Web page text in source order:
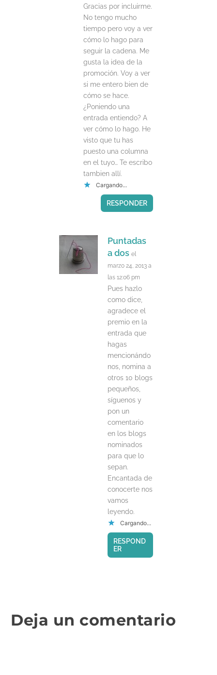
Gracias por incluirme.
No tengo mucho
tiempo pero voy a ver
cómo lo hago para
seguir la cadena. Me
gusta la idea de la
promoción. Voy a ver
si me entero bien de
cómo se hace.
¿Poniendo una
entrada entiendo? A
ver cómo lo hago. He
visto que tu has
puesto una columna
en el tuyo… Te escribo
tambien allí.
Cargando...
RESPONDER
Puntadas
a dos el
marzo 24, 2013 a
las 12:06 pm
Pues hazlo
como dice,
agradece el
premio en la
entrada que
hagas
mencionándo
nos, nomina a
otros 10 blogs
pequeños,
síguenos y
pon un
comentario
en los blogs
nominados
para que lo
sepan.
Encantada de
conocerte nos
vamos
leyendo.
Cargando...
RESPOND
ER
Deja un comentario